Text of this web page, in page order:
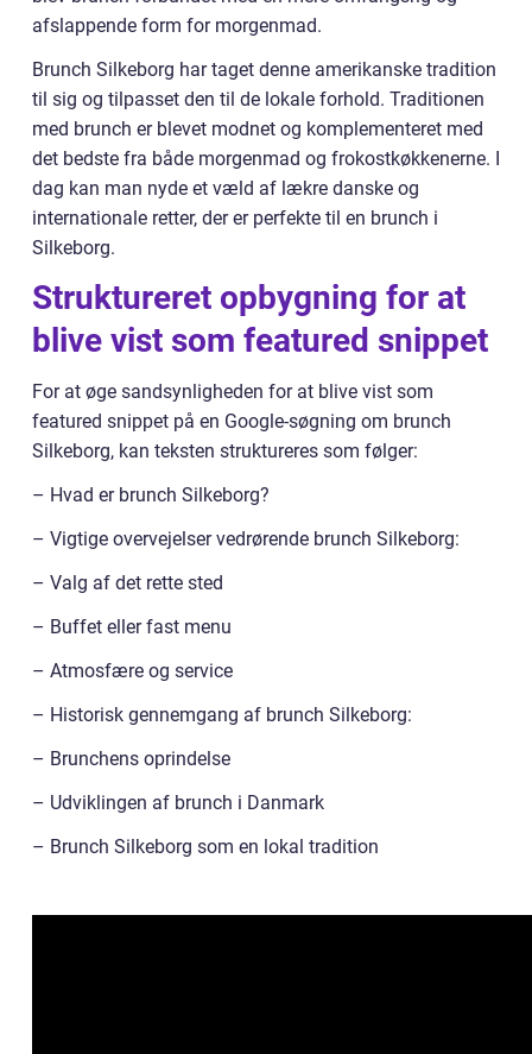
afslappende form for morgenmad.
Brunch Silkeborg har taget denne amerikanske tradition
til sig og tilpasset den til de lokale forhold. Traditionen
med brunch er blevet modnet og komplementeret med
det bedste fra både morgenmad og frokostkøkkenerne. I
dag kan man nyde et væld af lækre danske og
internationale retter, der er perfekte til en brunch i
Silkeborg.
Struktureret opbygning for at
blive vist som featured snippet
For at øge sandsynligheden for at blive vist som
featured snippet på en Google-søgning om brunch
Silkeborg, kan teksten struktureres som følger:
– Hvad er brunch Silkeborg?
– Vigtige overvejelser vedrørende brunch Silkeborg:
– Valg af det rette sted
– Buffet eller fast menu
– Atmosfære og service
– Historisk gennemgang af brunch Silkeborg:
– Brunchens oprindelse
– Udviklingen af brunch i Danmark
– Brunch Silkeborg som en lokal tradition